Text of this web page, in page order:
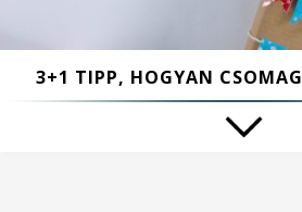
3+1 TIPP, HOGYAN